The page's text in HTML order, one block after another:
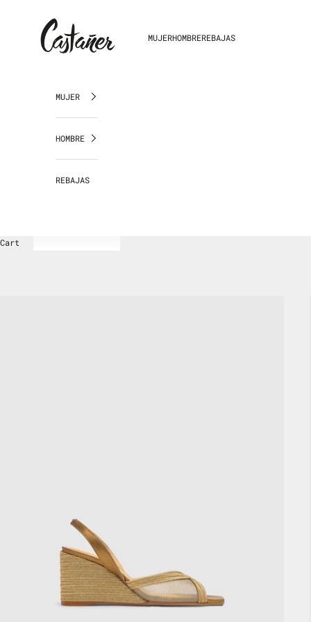
Castañer República Dominicana
MUJERHOMBREREBAJAS
MUJER
HOMBRE
REBAJAS
Cart